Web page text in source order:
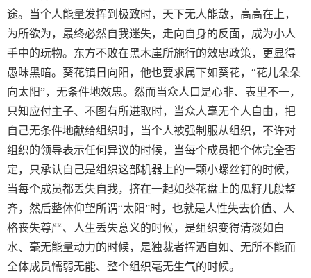
途。当个人能量发挥到极致时，天下无人能敌，高高在上，
为所欲为，最终必然自我迷失，走向自身的反面，成为小人
手中的玩物。东方不败在黑木崖所施行的效忠政策，更显得
愚昧黑暗。葵花镇日向阳，他也要求属下如葵花，“花儿朵朵
向太阳”，无条件地效忠。然而当众人口是心非、表里不一，
只知应付主子、不图有所进取时，当众人毫无个人自由，把
自己无条件地献给组织时，当个人被强制服从组织，不许对
组织的领导表示任何异议的时候，当每个成员把个体完全否
定，只承认自己是组织这部机器上的一颗小螺丝钉的时候，
当每个成员都丢失自我，挤在一起如葵花盘上的瓜籽儿般整
齐，然后整体仰望所谓“太阳”时，也就是人性失去价值、人
格丧失尊严、人生丢失意义的时候，是组织变得清淡如白
水、毫无能量动力的时候，是独裁者挥洒自如、无所不能而
全体成员懦弱无能、整个组织毫无生气的时候。